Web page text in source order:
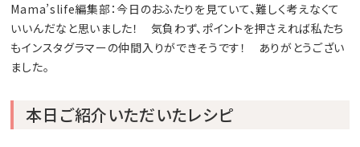
Mama’slife編集部：今日のおふたりを見ていて、難しく考えなくて
いいんだなと思いました！ 気負わず、ポイントを押さえれば私たち
もインスタグラマーの仲間入りができそうです！ ありがとうござい
ました。
本日ご紹介いただいたレシピ